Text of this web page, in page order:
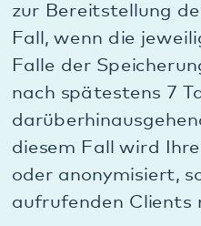
genannte First-Party-
gesetzt und
B.3.b.) Zweck der
Matomo:
Die Verwendung des
Analyse-Cookies erfolgt
Qualität unserer